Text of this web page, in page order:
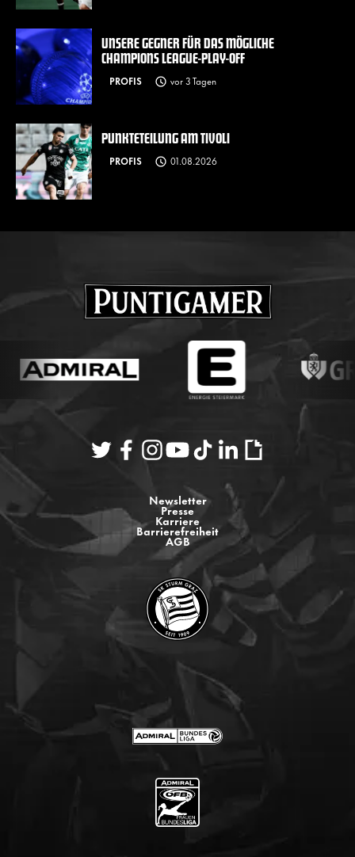
UNSERE GEGNER FÜR DAS MÖGLICHE
CHAMPIONS LEAGUE-PLAY-OFF
PROFIS vor 3 Tagen
PUNKTETEILUNG AM TIVOLI
PROFIS 01.08.2026
Newsletter
Presse
Karriere
Barrierefreiheit
AGB